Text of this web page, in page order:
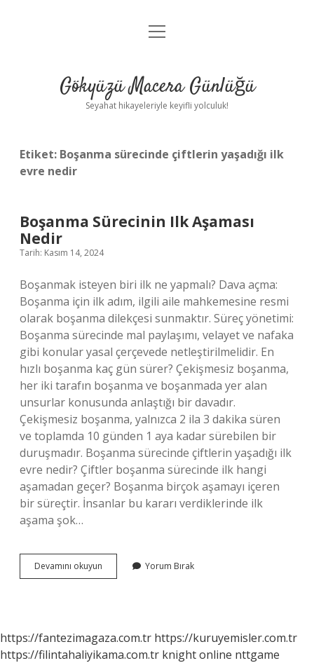
Anasayfa
Yasal Uyarı
menüyü
Gökyüzü Macera Günlüğü
Seyahat hikayeleriyle keyifli yolculuk!
Etiket: Boşanma sürecinde çiftlerin yaşadığı ilk
evre nedir
Boşanma Sürecinin Ilk Aşaması
Nedir
Tarih: Kasım 14, 2024
Boşanmak isteyen biri ilk ne yapmalı? Dava açma:
Boşanma için ilk adım, ilgili aile mahkemesine resmi
olarak boşanma dilekçesi sunmaktır. Süreç yönetimi:
Boşanma sürecinde mal paylaşımı, velayet ve nafaka
gibi konular yasal çerçevede netleştirilmelidir. En
hızlı boşanma kaç gün sürer? Çekişmesiz boşanma,
her iki tarafın boşanma ve boşanmada yer alan
unsurlar konusunda anlaştığı bir davadır.
Çekişmesiz boşanma, yalnızca 2 ila 3 dakika süren
ve toplamda 10 günden 1 aya kadar sürebilen bir
duruşmadır. Boşanma sürecinde çiftlerin yaşadığı ilk
evre nedir? Çiftler boşanma sürecinde ilk hangi
aşamadan geçer? Boşanma birçok aşamayı içeren
bir süreçtir. İnsanlar bu kararı verdiklerinde ilk
aşama şok…
Devamını okuyun Boşanma
Sürecinin
Yorum Bırak
https://fantezimagaza.com.tr https://kuruyemisler.com.tr
https://filintahaliyikama.com.tr knight online nttgame